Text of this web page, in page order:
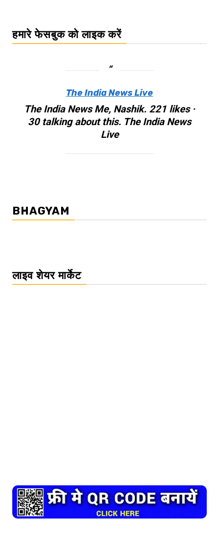
हमारे फेसबुक को लाइक करें
The India News Live
The India News Me, Nashik. 221 likes ·
30 talking about this. The India News
Live
BHAGYAM
लाइव शेयर मार्केट